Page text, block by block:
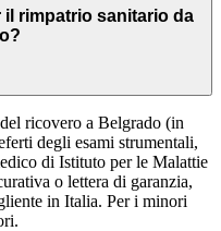
rimpatrio sanitario da
ricovero a Belgrado (in
degli esami strumentali,
di Istituto per le Malattie
o lettera di garanzia,
in Italia. Per i minori